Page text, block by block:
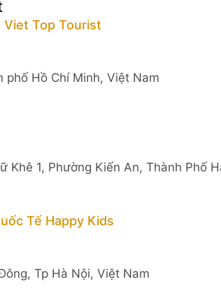
Viet Top Tourist
phố Hồ Chí Minh, Việt Nam
Khê 1, Phường Kiến An, Thành Phố
Tế Happy Kids
Tp Hà Nội, Việt Nam